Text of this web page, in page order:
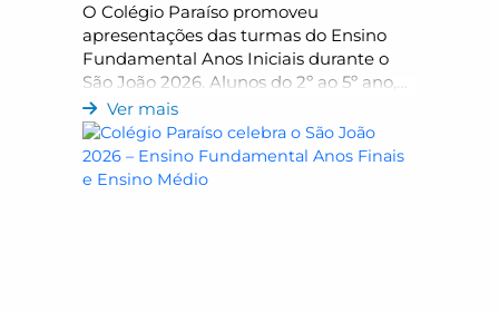
O Colégio Paraíso promoveu
apresentações das turmas do Ensino
Fundamental Anos Iniciais durante o
São João 2026. Alunos do 2º ao 5º ano,
da Sede e da Unidade Conceito,
encantaram famílias e comunidade
escolar com apresentações que
celebraram a cultura nor
Ver mais